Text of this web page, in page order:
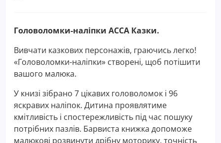
Головоломки-наліпки АССА Казки.
Вивчати казкових персонажів, граючись легко!
«Головоломки-наліпки» створені, щоб потішити
вашого малюка.
У книзі зібрано 7 цікавих головоломок і 96
яскравих наліпок. Дитина проявлятиме
кмітливість і спостережливість під час пошуку
потрібних пазлів. Барвиста книжка допоможе
малюкові розвинути дрібну моторику, точність